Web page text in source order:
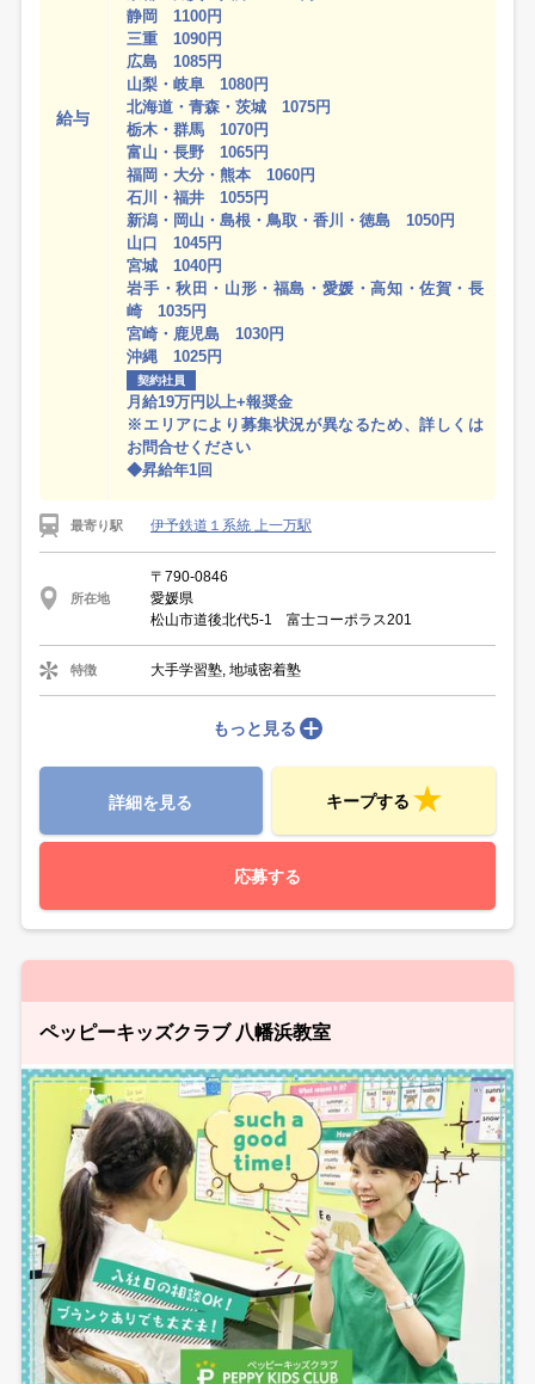
給与
静岡 1100円
三重 1090円
広島 1085円
山梨・岐阜 1080円
北海道・青森・茨城 1075円
栃木・群馬 1070円
富山・長野 1065円
福岡・大分・熊本 1060円
石川・福井 1055円
新潟・岡山・島根・鳥取・香川・徳島 1050円
山口 1045円
宮城 1040円
岩手・秋田・山形・福島・愛媛・高知・佐賀・長
崎 1035円
宮崎・鹿児島 1030円
沖縄 1025円
契約社員
月給19万円以上+報奨金
※エリアにより募集状況が異なるため、詳しくは
お問合せください
◆昇給年1回
最寄り駅 伊予鉄道１系統 上一万駅
所在地
〒790-0846
愛媛県
松山市道後北代5-1 富士コーポラス201
特徴 大手学習塾, 地域密着塾
もっと見る
詳細を見る キープする
応募する
ペッピーキッズクラブ 八幡浜教室